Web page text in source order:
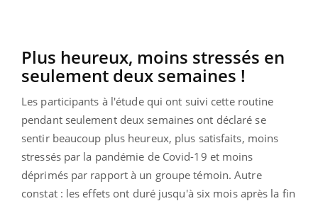
Plus heureux, moins stressés en
seulement deux semaines !
Les participants à l'étude qui ont suivi cette routine
pendant seulement deux semaines ont déclaré se
sentir beaucoup plus heureux, plus satisfaits, moins
stressés par la pandémie de Covid-19 et moins
déprimés par rapport à un groupe témoin. Autre
constat : les effets ont duré jusqu'à six mois après la fin